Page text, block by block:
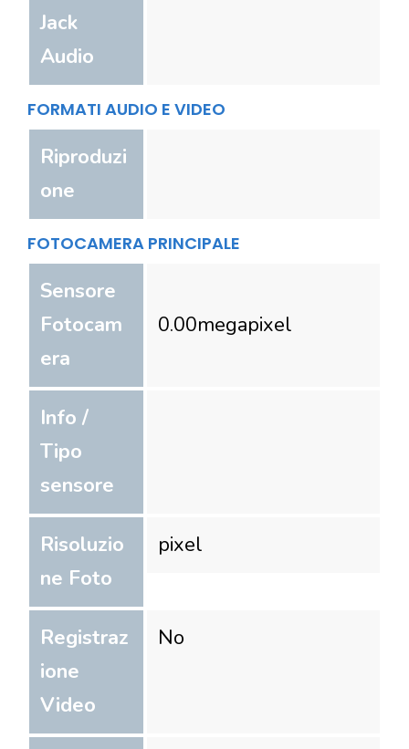
Jack
Audio
FORMATI AUDIO E VIDEO
Riproduzi
one
FOTOCAMERA PRINCIPALE
Sensore
Fotocam
era
0.00megapixel
Info /
Tipo
sensore
Risoluzio
ne Foto
pixel
Registraz
ione
Video
No